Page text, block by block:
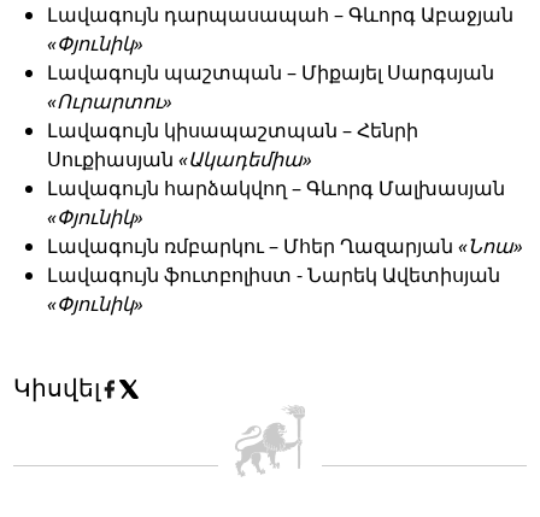
Լավագույն դարպասապահ –Գևորգ Աբաջյան
«Փյունիկ»
Լավագույն պաշտպան – Միքայել Սարգսյան
«Ուրարտու»
Լավագույն կիսապաշտպան – Հենրի
Սուքիասյան«Ակադեմիա»
Լավագույն հարձակվող – Գևորգ Մալխասյան
«Փյունիկ»
Լավագույն ռմբարկու – Մհեր Ղազարյան«Նոա»
Լավագույն ֆուտբոլիստ - Նարեկ Ավետիսյան
«Փյունիկ»
Կիսվել